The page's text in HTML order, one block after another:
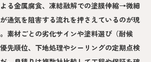
る金属腐食、凍結融解での塗膜伸縮→微細
通気を阻害する流れを押さえているのが現
素材ごとの劣化サインや塗料選び（耐候
先順位、下地処理やシーリングの定期点検